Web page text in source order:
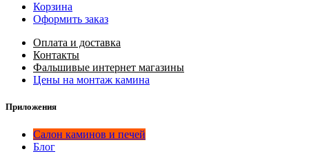
Корзина
Оформить заказ
Оплата и доставка
Контакты
Фальшивые интернет магазины
Цены на монтаж камина
Приложения
Салон каминов и печей
Блог